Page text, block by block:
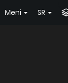
Meni SR